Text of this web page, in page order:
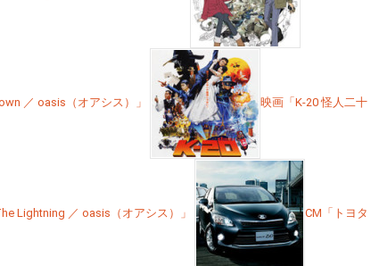
／ oasis（オアシス）」 映画「K-20 怪人二十
Lightning ／ oasis（オアシス）」 CM「トヨタ